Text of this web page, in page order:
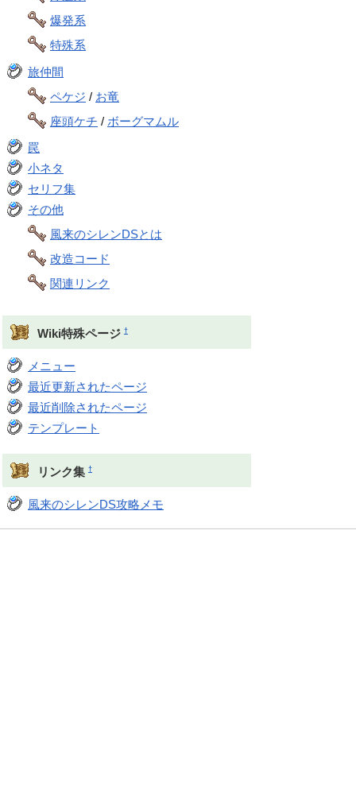
爆発系
特殊系
旅仲間
ペケジ / お竜
座頭ケチ / ボーグマムル
罠
小ネタ
セリフ集
その他
風来のシレンDSとは
改造コード
関連リンク
Wiki特殊ページ †
メニュー
最近更新されたページ
最近削除されたページ
テンプレート
リンク集 †
風来のシレンDS攻略メモ